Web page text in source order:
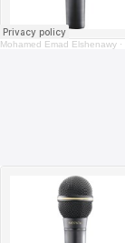
Mohamed Emad Elshenawy ·